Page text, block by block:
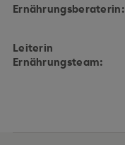
Ernährungsberaterin:
Leiterin
Ernährungsteam: